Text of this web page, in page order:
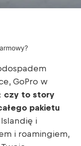
GoPro w
czy to story
pakietu
i
i roamingiem,